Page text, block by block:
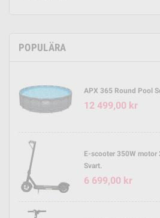
POPULÄRA
APX 365 Round Pool
12 499,00 kr
E-scooter 350W
Svart.
6 699,00 kr